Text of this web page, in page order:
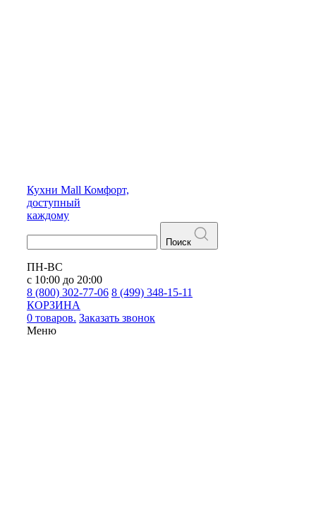
Кухни Mall Комфорт,
доступный
каждому
Поиск
ПН-ВС
с 10:00 до 20:00
8 (800) 302-77-06 8 (499) 348-15-11
КОРЗИНА
0 товаров. Заказать звонок
Меню